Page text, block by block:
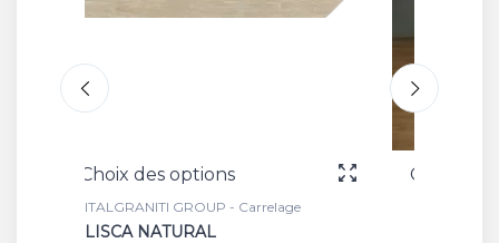
Choix des options
ITALGRANITI GROUP - Carrelage
GOLD NAT/RET